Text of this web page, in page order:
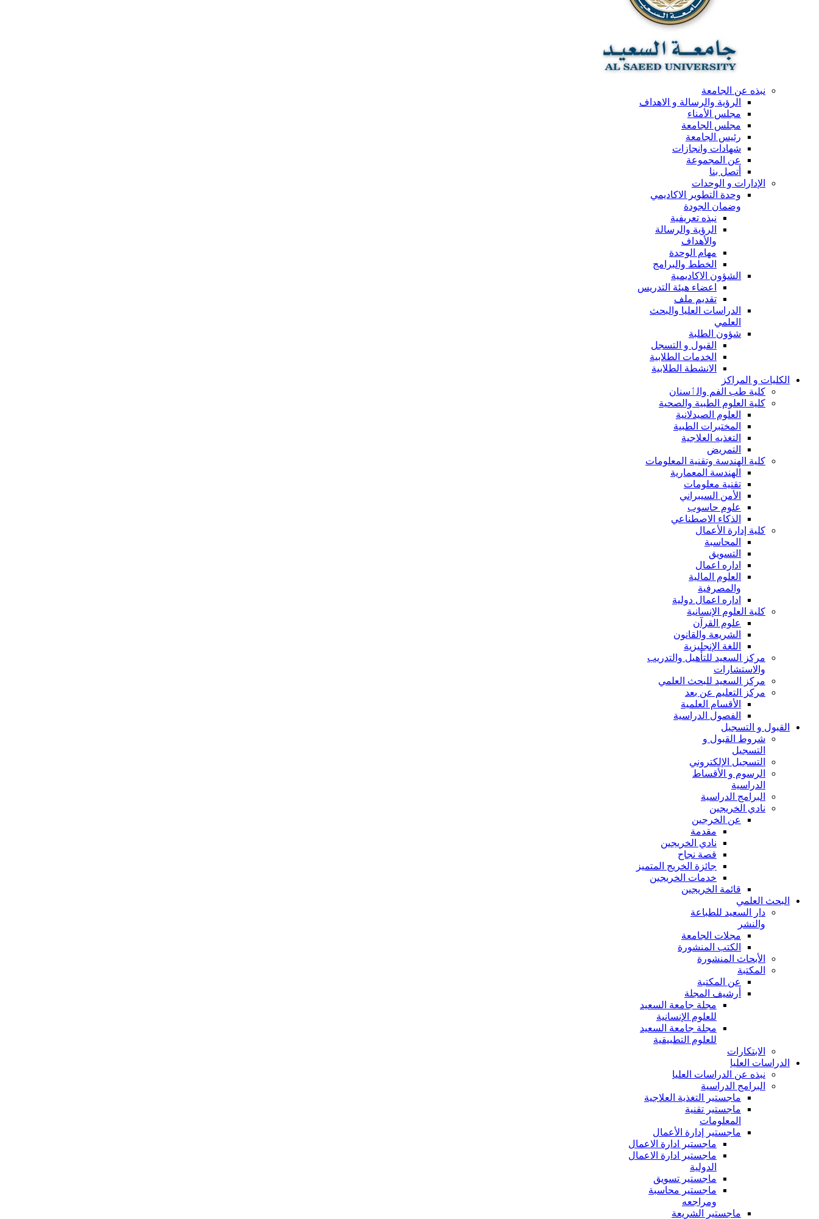
نبذه عن الجامعة
الرؤية والرسالة و الاهداف
مجلس الأمناء
مجلس الجامعة
رئيس الجامعة
شهادات وانجازات
عن المجموعة
أتصل بنا
الإدارات و الوحدات
وحدة التطوير الاكاديمي
وضمان الجودة
نبذه تعريفية
الرؤية والرسالة
والأهداف
مهام الوحدة
الخطط والبرامج
الشؤون الاكاديمية
اعضاء هيئة التدريس
تقديم ملف
الدراسات العليا والبحث
العلمي
شؤون الطلبة
القبول و التسجل
الخدمات الطلابية
الانشطة الطلابية
الكليات و المراكز
كلية طب الفم والٲسنان
كلية العلوم الطبية والصحية
العلوم الصيدلانية
المختبرات الطبية
التغذيه العلاجية
التمريض
كلية الهندسة وتقنية المعلومات
الهندسة المعمارية
تقنية معلومات
الأمن السيبراني
علوم حاسوب
الذكاء الاصطناعي
كلية إدارة الأعمال
المحاسبة
التسويق
اداره اعمال
العلوم المالية
والمصرفية
اداره اعمال دولية
كلية العلوم الإنسانية
علوم القرآن
الشريعة والقانون
اللغة الإنجليزية
مركز السعيد للتأهيل والتدريب
والاستشارات
مركز السعيد للبحث العلمي
مركز التعليم عن بعد
الأقسام العلمية
الفصول الدراسية
القبول و التسجيل
شروط القبول و
التسجيل
التسجيل الإلكتروني
الرسوم و الأقساط
الدراسية
البرامج الدراسية
نادي الخريجين
عن الخرجين
مقدمة
نادي الخريجين
قصة نجاح
جائزة الخريج المتميز
خدمات الخريجين
قائمة الخريجين
البحث العلمي
دار السعيد للطباعة
والنشر
مجلات الجامعة
الكتب المنشورة
الأبحاث المنشورة
المكتبة
عن المكتبة
أرشيف المجلة
مجلة جامعة السعيد
للعلوم الإنسانية
مجلة جامعة السعيد
للعلوم التطبيقية
الابتكارات
الدراسات العليا
نبذه عن الدراسات العليا
البرامج الدراسية
ماجستير التغذية العلاجية
ماجستير تقنية
المعلومات
ماجستير إدارة الأعمال
ماجستير ادارة الاعمال
ماجستير ادارة الاعمال
الدولية
ماجستير تسويق
ماجستير محاسبة
ومراجعه
ماجستير الشريعة